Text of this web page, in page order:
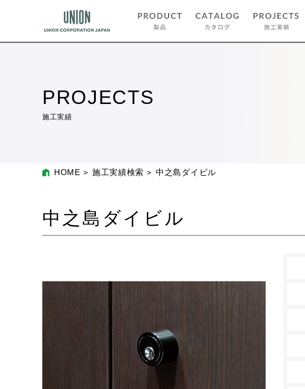
PROJECTS
施工実績
HOME 施工実績検索 中之島ダイビル
中之島ダイビル